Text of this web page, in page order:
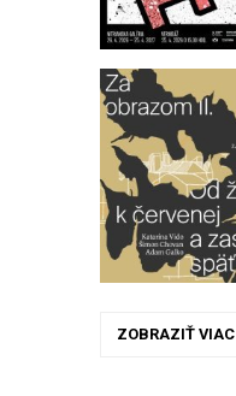
ZOBRAZIŤ VIAC